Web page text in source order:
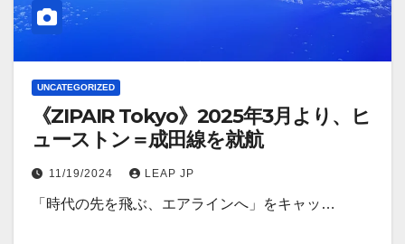
UNCATEGORIZED
《ZIPAIR Tokyo》2025年3月より、ヒ
ューストン＝成田線を就航
11/19/2024 LEAP JP
「時代の先を飛ぶ、エアラインへ」をキャッ…